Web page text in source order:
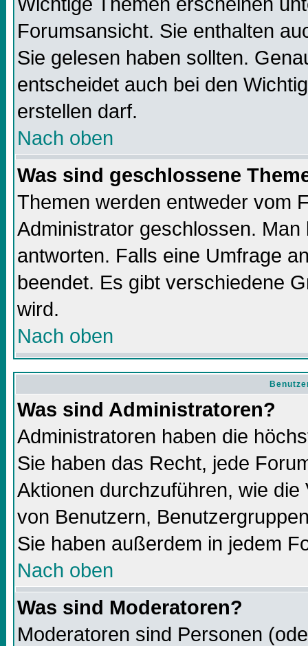
Forumsansicht. Sie enthalten
Sie gelesen haben sollten.
entscheidet auch bei den
erstellen darf.
Nach oben
Was sind geschlossene
Themen werden entweder vom
Administrator geschlossen.
antworten. Falls eine Umfrage
beendet. Es gibt verschiedene
wird.
Nach oben
Was sind Administratoren?
Administratoren haben die
Sie haben das Recht, jede
Aktionen durchzuführen, wie
von Benutzern,
Sie haben außerdem in jedem
Nach oben
Was sind Moderatoren?
Moderatoren sind Personen